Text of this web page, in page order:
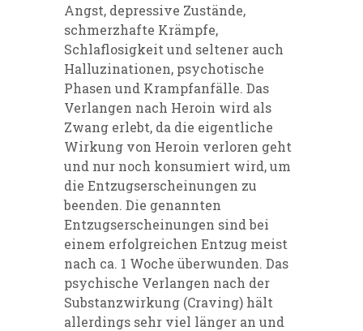
Angst, depressive Zustände,
schmerzhafte Krämpfe,
Schlaflosigkeit und seltener auch
Halluzinationen, psychotische
Phasen und Krampfanfälle. Das
Verlangen nach Heroin wird als
Zwang erlebt, da die eigentliche
Wirkung von Heroin verloren geht
und nur noch konsumiert wird, um
die Entzugserscheinungen zu
beenden. Die genannten
Entzugserscheinungen sind bei
einem erfolgreichen Entzug meist
nach ca. 1 Woche überwunden. Das
psychische Verlangen nach der
Substanzwirkung (Craving) hält
allerdings sehr viel länger an und